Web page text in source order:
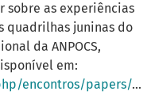
sobre as experiências
quadrilhas juninas do
da ANPOCS,
em:
encontros/papers/44-